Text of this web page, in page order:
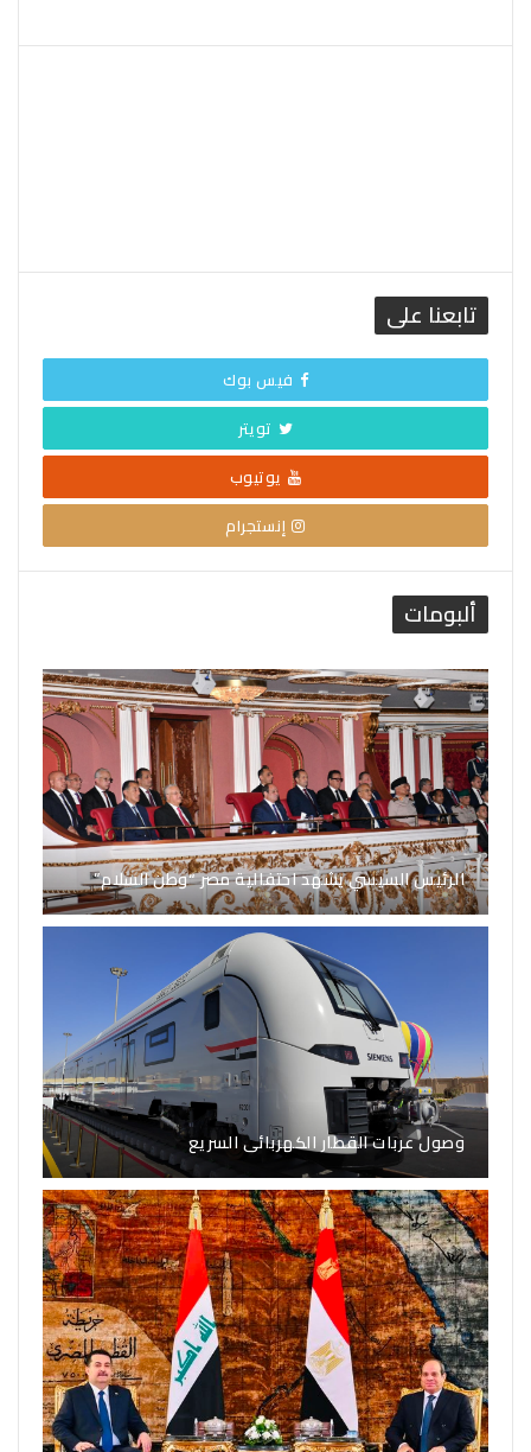
تابعنا على
فيس بوك
تويتر
يوتيوب
إنستجرام
ألبومات
الرئيس السيسي يشهد احتفالية مصر “وطن السلام”
وصول عربات القطار الكهربائى السريع